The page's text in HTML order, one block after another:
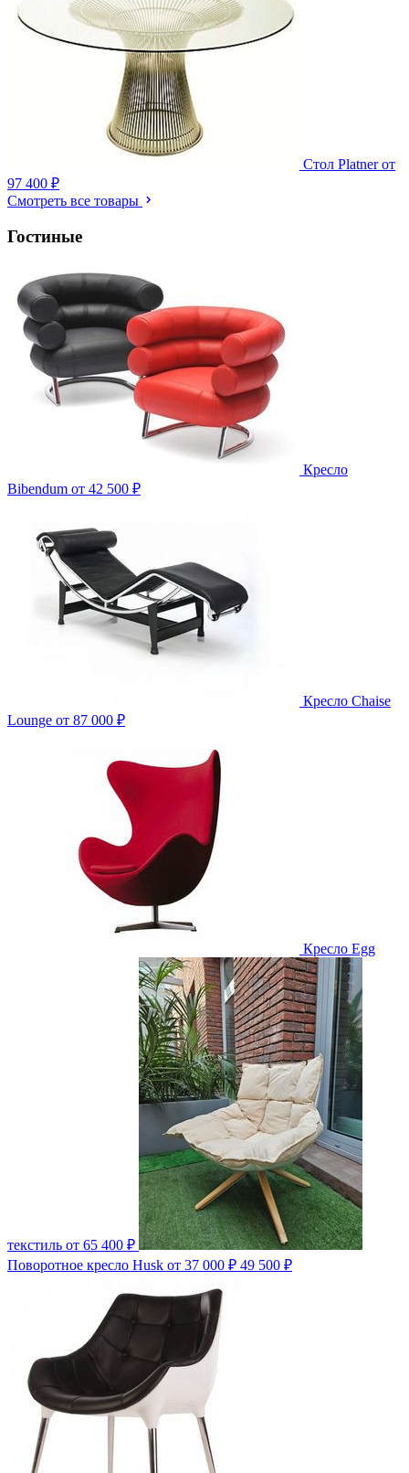
Стол Platner от
97 400 ₽
Смотреть все товары
Гостиные
Кресло
Bibendum от 42 500 ₽
Кресло Chaise
Lounge от 87 000 ₽
Кресло Egg
текстиль от 65 400 ₽
Поворотное кресло Husk от 37 000 ₽ 49 500 ₽